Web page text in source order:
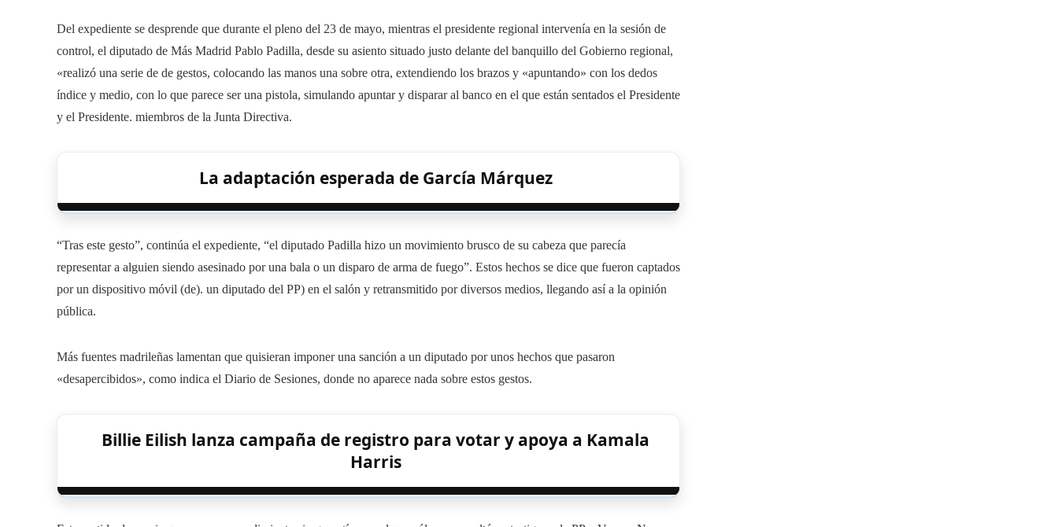
Del expediente se desprende que durante el pleno del 23 de mayo, mientras el presidente regional intervenía en la sesión de
control, el diputado de Más Madrid Pablo Padilla, desde su asiento situado justo delante del banquillo del Gobierno regional,
«realizó una serie de de gestos, colocando las manos una sobre otra, extendiendo los brazos y «apuntando» con los dedos
índice y medio, con lo que parece ser una pistola, simulando apuntar y disparar al banco en el que están sentados el Presidente
y el Presidente. miembros de la Junta Directiva.
La adaptación esperada de García Márquez
“Tras este gesto”, continúa el expediente, “el diputado Padilla hizo un movimiento brusco de su cabeza que parecía
representar a alguien siendo asesinado por una bala o un disparo de arma de fuego”. Estos hechos se dice que fueron captados
por un dispositivo móvil (de). un diputado del PP) en el salón y retransmitido por diversos medios, llegando así a la opinión
pública.
Más fuentes madrileñas lamentan que quisieran imponer una sanción a un diputado por unos hechos que pasaron
«desapercibidos», como indica el Diario de Sesiones, donde no aparece nada sobre estos gestos.
Billie Eilish lanza campaña de registro para votar y apoya a Kamala
Harris